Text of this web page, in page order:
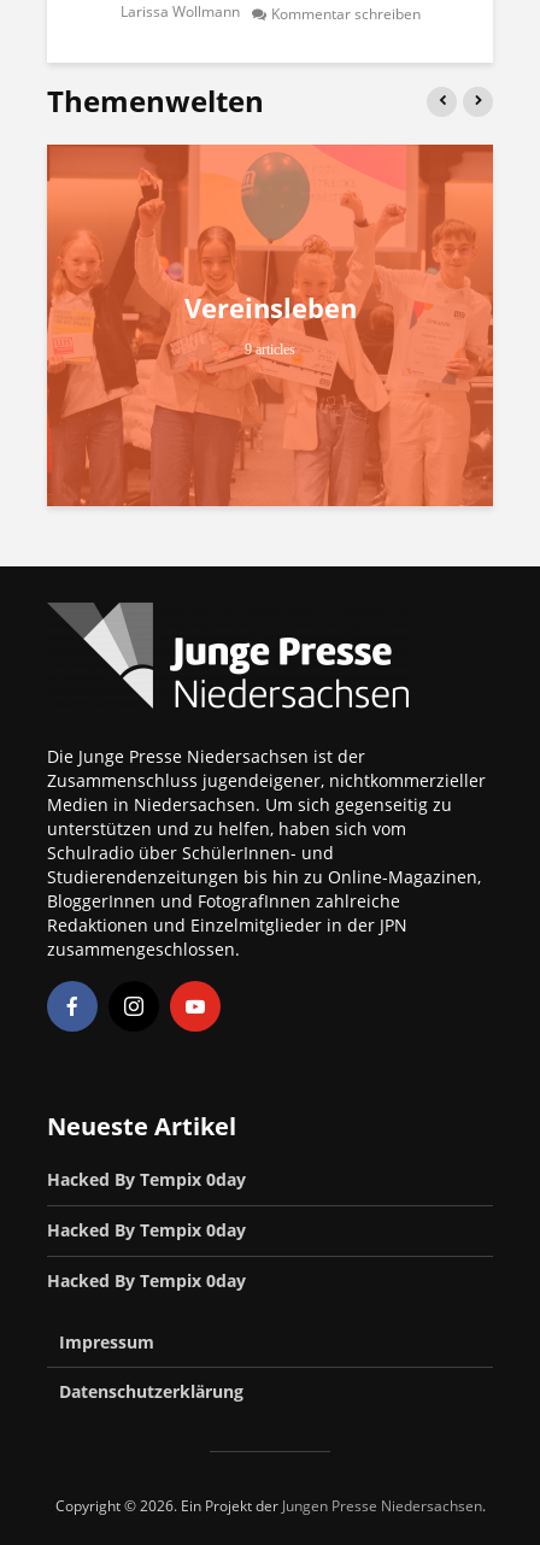
Larissa Wollmann Kommentar schreiben
Themenwelten
Vereinsleben
9 articles
Die Junge Presse Niedersachsen ist der
Zusammenschluss jugendeigener, nichtkommerzieller
Medien in Niedersachsen. Um sich gegenseitig zu
unterstützen und zu helfen, haben sich vom
Schulradio über SchülerInnen- und
Studierendenzeitungen bis hin zu Online-Magazinen,
BloggerInnen und FotografInnen zahlreiche
Redaktionen und Einzelmitglieder in der JPN
zusammengeschlossen.
Neueste Artikel
Hacked By Tempix 0day
Hacked By Tempix 0day
Hacked By Tempix 0day
Impressum
Datenschutzerklärung
Copyright © 2026. Ein Projekt der Jungen Presse Niedersachsen.